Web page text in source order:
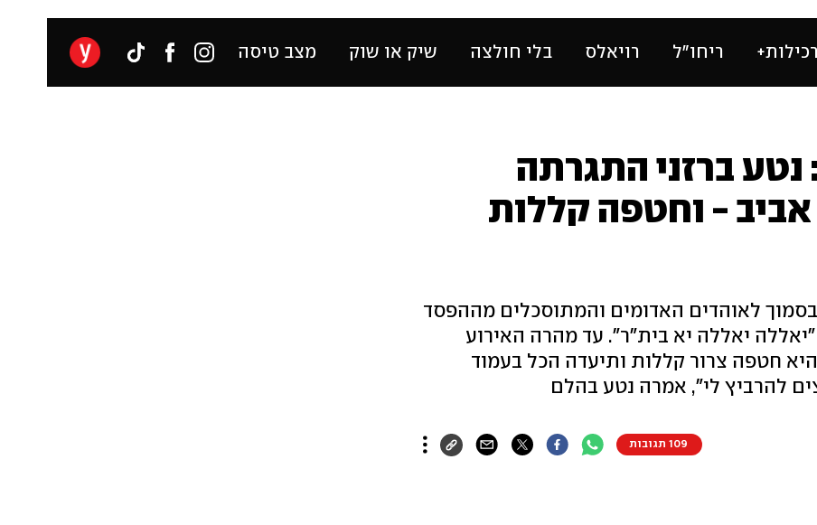
רכילות+ ריחו״ל רויאלס בלי חולצה שיק או שוק מצב טיסה
ברזני התגרתה
- וחטפה קללות
לאוהדים האדומים והמתוסכלים מההפסד
יאללה יא בית"ר". עד מהרה האירוע
חטפה צרור קללות ותיעדה הכל בעמוד
להרביץ לי", אמרה נטע בהלם
109 תגובות